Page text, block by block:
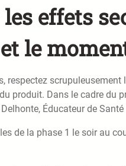
effets
le
respectez scrupuleusement
produit. Dans le cadre du
Éducateur de
de la phase 1 le soir au